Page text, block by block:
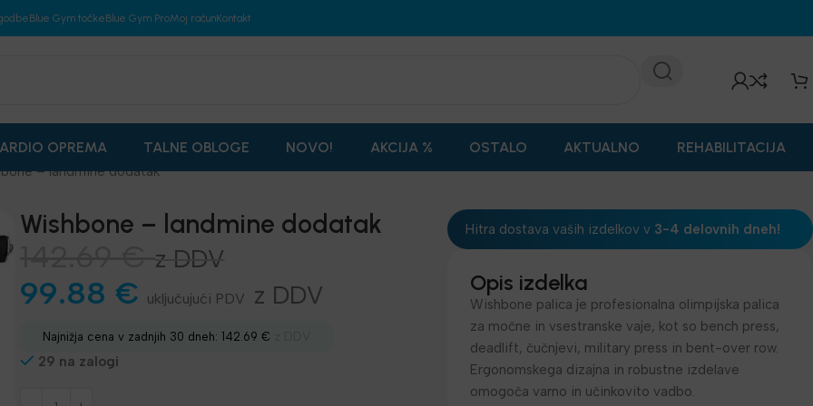
Blue Gym točkeBlue Gym ProMoj računKontakt
OPREMA TALNE OBLOGE NOVO! AKCIJA % OSTALO AKTUALNO REHABILITACIJA
– landmine dodatak
Wishbone – landmine dodatak
z DDV
99.88 € z DDV
Najnižja cena v zadnjih 30 dneh:142.69€
29 na zalogi
Hitra dostava vaših izdelkov v 3-4 delovnih dneh!
Opis izdelka
Wishbone palica je profesionalna olimpijska palica
za močne in vsestranske vaje, kot so bench press,
deadlift, čučnjevi, military press in bent-over row.
Ergonomskega dizajna in robustne izdelave
omogoča varno in učinkovito vadbo.